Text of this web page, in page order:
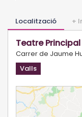
Localització +
Teatre Principal
Carrer de Jaume
Valls